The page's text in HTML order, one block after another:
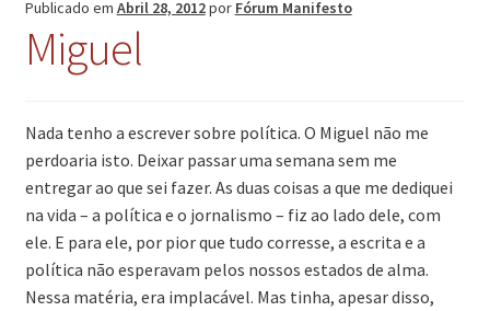
Publicado em Abril 28, 2012por Fórum Manifesto
Miguel
Nada tenho a escrever sobre política. O Miguel não me
perdoaria isto. Deixar passar uma semana sem me
entregar ao que sei fazer. As duas coisas a que me dediquei
na vida – a política e o jornalismo – fiz ao lado dele, com
ele. E para ele, por pior que tudo corresse, a escrita e a
política não esperavam pelos nossos estados de alma.
Nessa matéria, era implacável. Mas tinha, apesar disso,